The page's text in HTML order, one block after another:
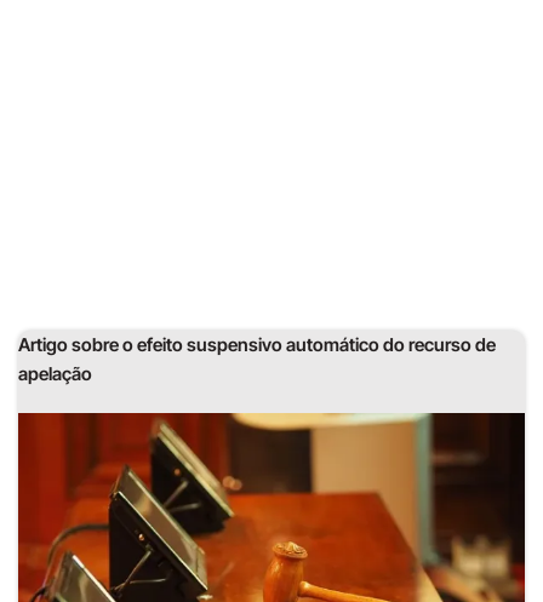
Artigo sobre o efeito suspensivo automático do recurso de
apelação